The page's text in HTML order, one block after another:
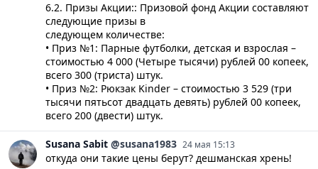
6.2. Призы Акции:: Призовой фонд Акции составляют
следующие призы в
следующем количестве:
• Приз №1: Парные футболки, детская и взрослая –
стоимостью 4 000 (Четыре тысячи) рублей 00 копеек,
всего 300 (триста) штук.
• Приз №2: Рюкзак Kinder – стоимостью 3 529 (три
тысячи пятьсот двадцать девять) рублей 00 копеек,
всего 200 (двести) штук.
Susana Sabit @susana1983 24 мая 15:13
откуда они такие цены берут? дешманская хрень!